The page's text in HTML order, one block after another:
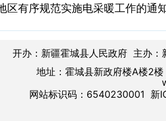
区有序规范实施电采暖工作的通
开办：新疆霍城县人民政府 主办
地址：霍城县新政府楼A楼
网站标识码：6540230001 新